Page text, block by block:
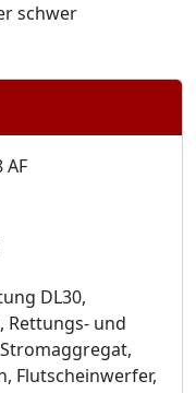
schwer
AF
DL30,
Rettungs- und
Flutscheinwerfer,